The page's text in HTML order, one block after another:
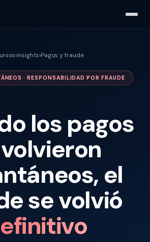
›Insights›Pagos y fraude
· RESPONSABILIDAD POR FRAUDE
los pagos
el
se volvió